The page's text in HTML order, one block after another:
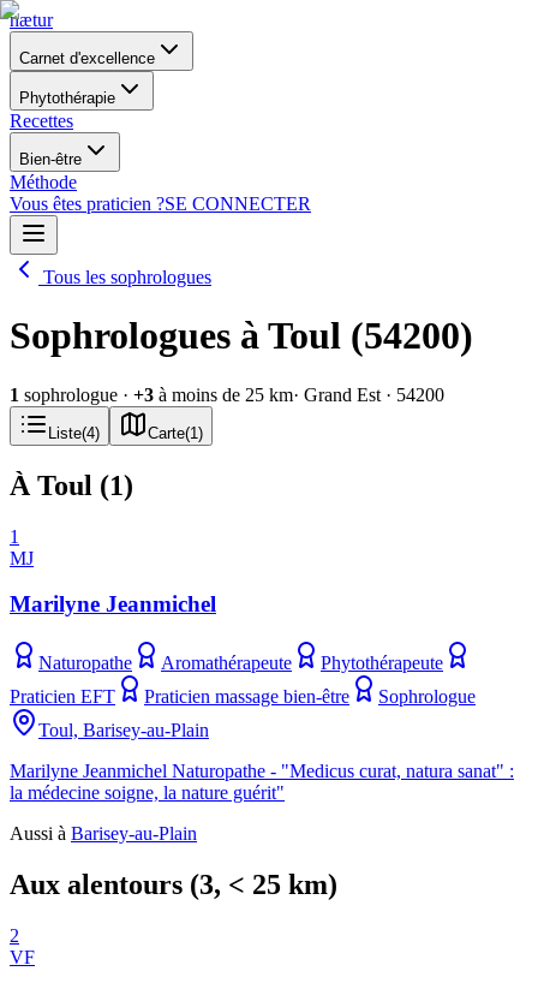
nætur
Carnet d'excellence
Phytothérapie
Recettes
Bien-être
Méthode
Vous êtes praticien ?SE CONNECTER
Tous les sophrologues
Sophrologues à Toul (54200)
1 sophrologue · +3 à moins de 25 km· Grand Est · 54200
Liste(4) Carte(1 )
À Toul (1)
1
MJ
Marilyne Jeanmichel
Naturopathe Aromathérapeute
Phytothérapeute
Praticien EFT
Praticien massage bien-être
Sophrologue
Toul, Barisey-au-Plain
Marilyne Jeanmichel Naturopathe - "Medicus curat, natura sanat" :
la médecine soigne, la nature guérit"
Aussi à Barisey-au-Plain
Aux alentours (3, < 25 km)
2
VF